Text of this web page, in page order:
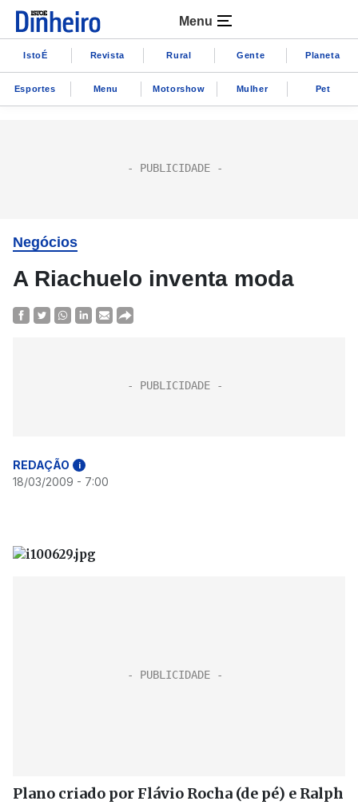
Menu
IstoÉ Revista Rural Gente Planeta
Esportes Menu Motorshow Mulher Pet
Negócios
A Riachuelo inventa moda
REDAÇÃO i
18/03/2009 - 7:00
Plano criado por Flávio Rocha (de pé) e Ralph